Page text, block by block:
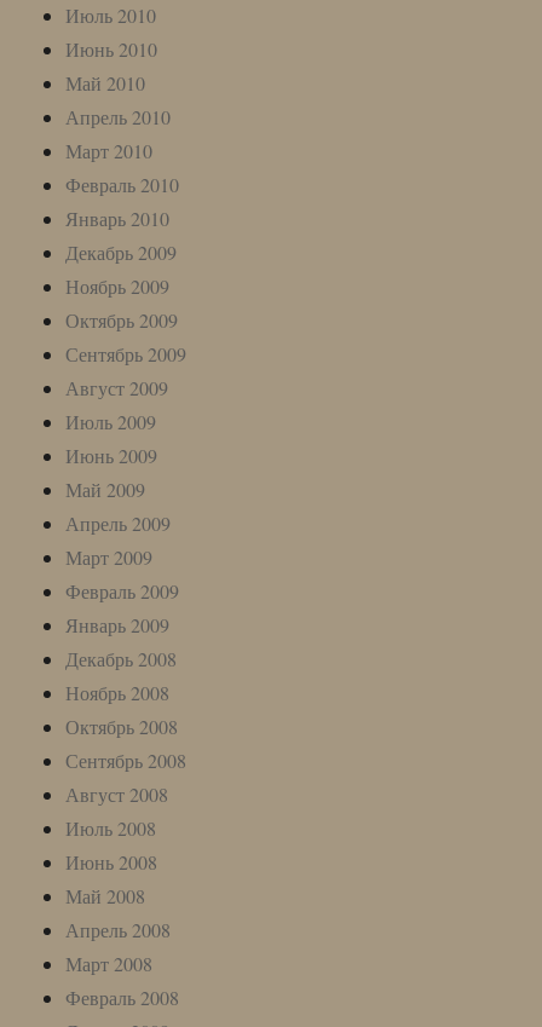
Июль 2010
Июнь 2010
Май 2010
Апрель 2010
Март 2010
Февраль 2010
Январь 2010
Декабрь 2009
Ноябрь 2009
Октябрь 2009
Сентябрь 2009
Август 2009
Июль 2009
Июнь 2009
Май 2009
Апрель 2009
Март 2009
Февраль 2009
Январь 2009
Декабрь 2008
Ноябрь 2008
Октябрь 2008
Сентябрь 2008
Август 2008
Июль 2008
Июнь 2008
Май 2008
Апрель 2008
Март 2008
Февраль 2008